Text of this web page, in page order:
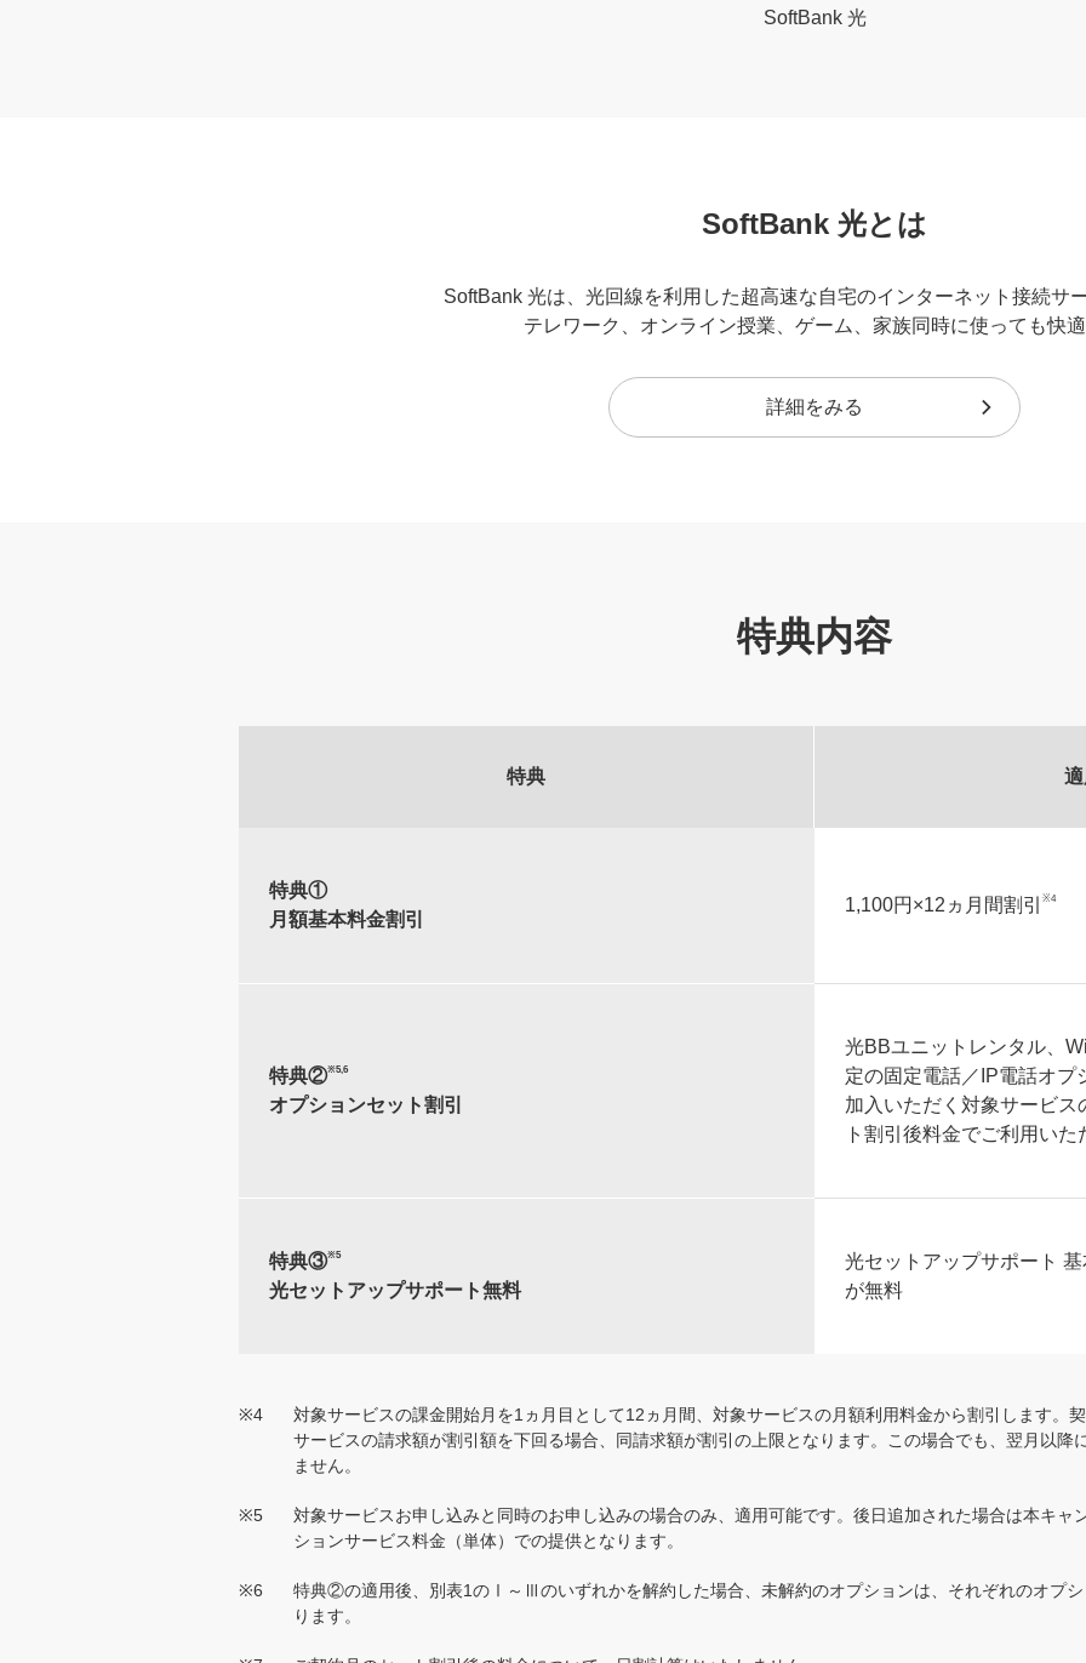
SoftBank 光
SoftBank 光とは
SoftBank 光は、光回線を利用した超高速な自宅のインターネット接続サー
テレワーク、オンライン授業、ゲーム、家族同時に使っても快適
詳細をみる
特典内容
特典
特典①
月額基本料金割引
1,100円×12ヵ月間割引 ※4
特典②※5,6
オプションセット割引
光BBユニットレンタル、
定の固定電話／IP電話オプ
加入いただく対象サービス
ト割引後料金でご利用いた
特典③※5
光セットアップサポート無料
光セットアップサポート
が無料
※4
対象サービスの課金開始月を1ヵ月目として12ヵ月間、対象サービスの月額利用料金から割引します。
サービスの請求額が割引額を下回る場合、同請求額が割引の上限となります。この場合でも、翌月以降
ません。
※5
対象サービスお申し込みと同時のお申し込みの場合のみ、適用可能です。後日追加された場合は本キャ
ションサービス料金（単体）での提供となります。
※6
特典②の適用後、別表1のⅠ～Ⅲのいずれかを解約した場合、未解約のオプションは、それぞれのオプ
ります。